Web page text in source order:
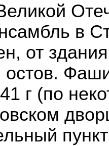
в
от
г (по